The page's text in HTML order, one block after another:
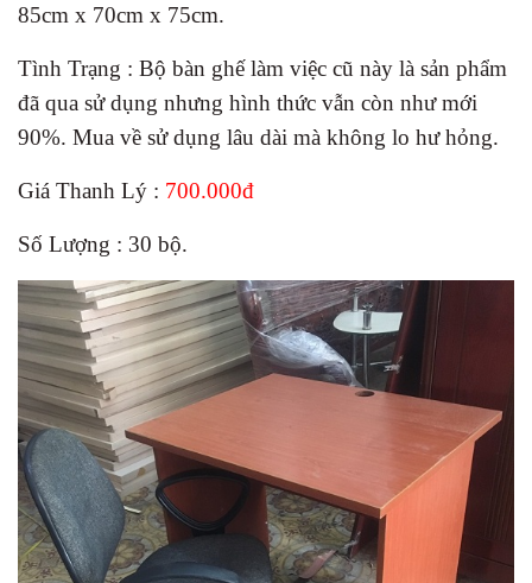
85cm x 70cm x 75cm.
Tình Trạng : Bộ bàn ghế làm việc cũ này là sản phẩm
đã qua sử dụng nhưng hình thức vẫn còn như mới
90%. Mua về sử dụng lâu dài mà không lo hư hỏng.
Giá Thanh Lý : 700.000đ
Số Lượng : 30 bộ.